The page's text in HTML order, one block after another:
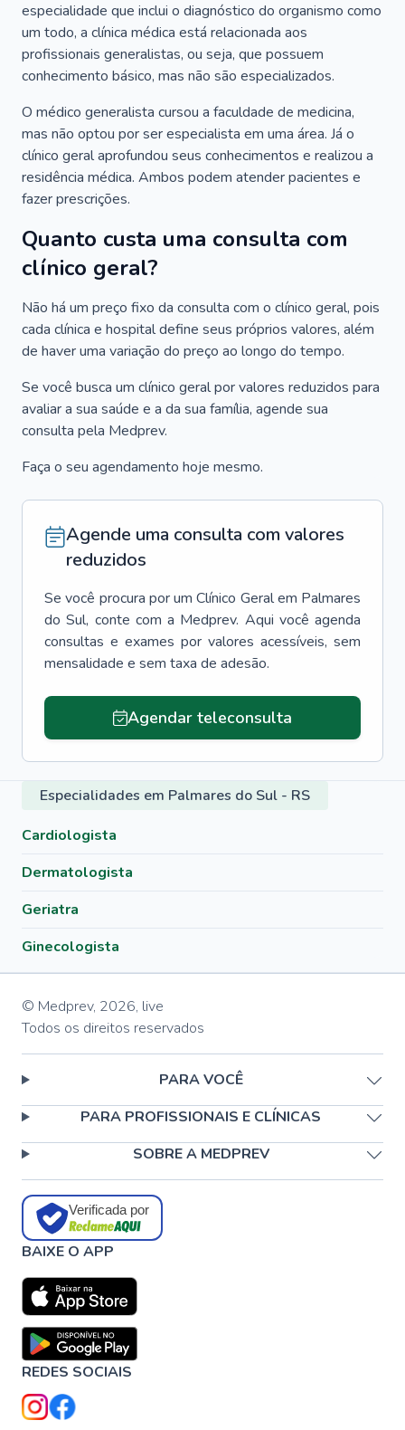
especialidade que inclui o diagnóstico do organismo como
um todo, a clínica médica está relacionada aos
profissionais generalistas, ou seja, que possuem
conhecimento básico, mas não são especializados.
O médico generalista cursou a faculdade de medicina,
mas não optou por ser especialista em uma área. Já o
clínico geral aprofundou seus conhecimentos e realizou a
residência médica. Ambos podem atender pacientes e
fazer prescrições.
Quanto custa uma consulta com
clínico geral?
Não há um preço fixo da consulta com o clínico geral, pois
cada clínica e hospital define seus próprios valores, além
de haver uma variação do preço ao longo do tempo.
Se você busca um clínico geral por valores reduzidos para
avaliar a sua saúde e a da sua família, agende sua
consulta pela Medprev.
Faça o seu agendamento hoje mesmo.
Agende uma consulta com valores
reduzidos
Se você procura por um Clínico Geral em Palmares
do Sul, conte com a Medprev. Aqui você agenda
consultas e exames por valores acessíveis, sem
mensalidade e sem taxa de adesão.
Agendar teleconsulta
Especialidades em Palmares do Sul - RS
Cardiologista
Dermatologista
Geriatra
Ginecologista
© Medprev, 2026, live
Todos os direitos reservados
PARA VOCÊ
PARA PROFISSIONAIS E CLÍNICAS
SOBRE A MEDPREV
Verificada por
BAIXE O APP
REDES SOCIAIS